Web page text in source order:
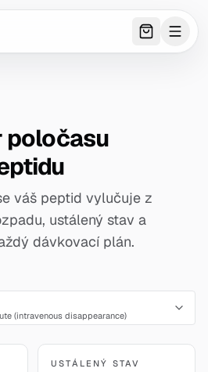
0 item
poločasu
váš peptid vylučuje z
ustálený stav a
dávkovací plán.
(intravenous disappearance)
USTÁLENÝ STAV